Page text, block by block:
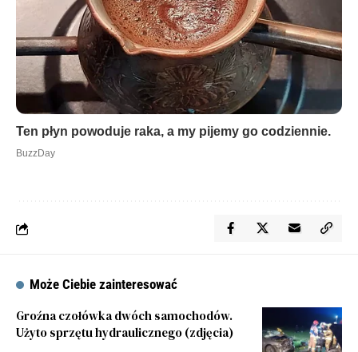
Może Ciebie zainteresować
Groźna czołówka dwóch samochodów.
Użyto sprzętu hydraulicznego (zdjęcia)